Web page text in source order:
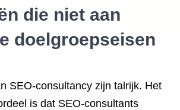
die niet aan
doelgroepseisen
SEO-consultancy zijn talrijk. Het
is dat SEO-consultants